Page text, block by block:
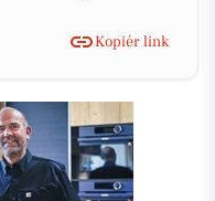
Kopiér link